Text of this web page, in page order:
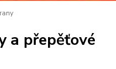
a přepěťové